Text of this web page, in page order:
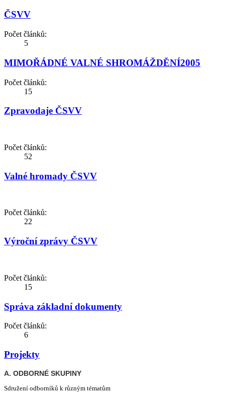
ČSVV
Počet článků:
5
MIMOŘÁDNÉ VALNÉ SHROMÁŽDĚNÍ2005
Počet článků:
15
Zpravodaje ČSVV
Počet článků:
52
Valné hromady ČSVV
Počet článků:
22
Výroční zprávy ČSVV
Počet článků:
15
Správa základní dokumenty
Počet článků:
6
Projekty
A. ODBORNÉ SKUPINY
Sdružení odborníků k různým tématům